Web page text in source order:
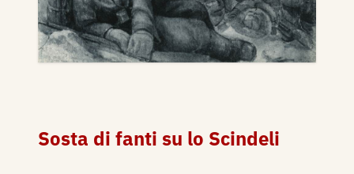
Sosta di fanti su lo Scindeli